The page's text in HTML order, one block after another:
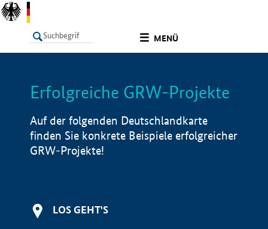
MENÜ
LISTE Info
Erfolgreiche GRW-Projekte
Auf der folgenden Deutschlandkarte
finden Sie konkrete Beispiele erfolgreicher
GRW-Projekte!
LOS GEHT'S